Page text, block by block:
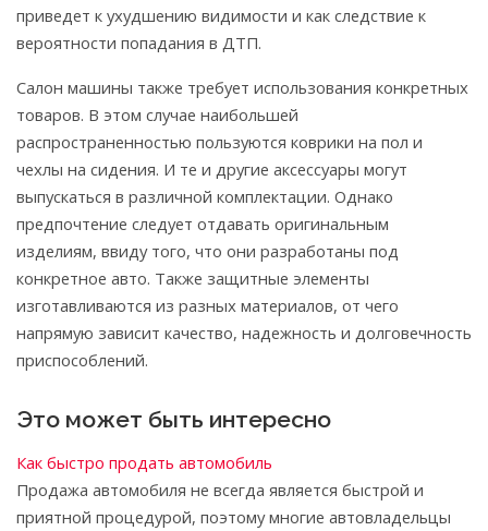
приведет к ухудшению видимости и как следствие к
вероятности попадания в ДТП.
Салон машины также требует использования конкретных
товаров. В этом случае наибольшей
распространенностью пользуются коврики на пол и
чехлы на сидения. И те и другие аксессуары могут
выпускаться в различной комплектации. Однако
предпочтение следует отдавать оригинальным
изделиям, ввиду того, что они разработаны под
конкретное авто. Также защитные элементы
изготавливаются из разных материалов, от чего
напрямую зависит качество, надежность и долговечность
приспособлений.
Это может быть интересно
Как быстро продать автомобиль
Продажа автомобиля не всегда является быстрой и
приятной процедурой, поэтому многие автовладельцы